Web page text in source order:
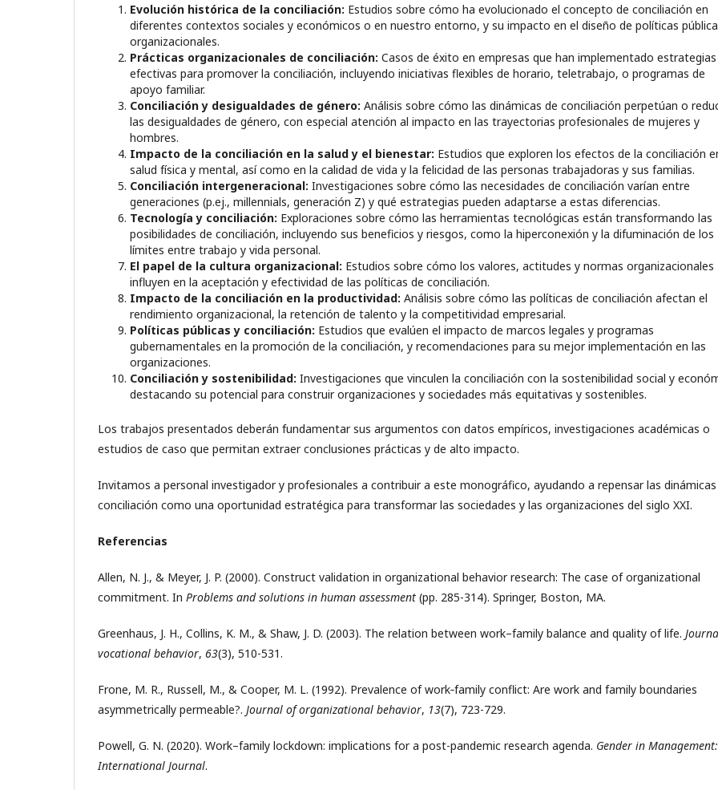
Evolución histórica de la conciliación: Estudios sobre cómo ha evolucionado el concepto de conciliación en
diferentes contextos sociales y económicos o en nuestro entorno, y su impacto en el diseño de políticas
organizacionales.
Prácticas organizacionales de conciliación: Casos de éxito en empresas que han implementado estrategias
efectivas para promover la conciliación, incluyendo iniciativas flexibles de horario, teletrabajo, o programas de
apoyo familiar.
Conciliación y desigualdades de género: Análisis sobre cómo las dinámicas de conciliación perpetúan o
las desigualdades de género, con especial atención al impacto en las trayectorias profesionales de mujeres y
hombres.
Impacto de la conciliación en la salud y el bienestar: Estudios que exploren los efectos de la conciliación
salud física y mental, así como en la calidad de vida y la felicidad de las personas trabajadoras y sus familias.
Conciliación intergeneracional: Investigaciones sobre cómo las necesidades de conciliación varían entre
generaciones (p.ej., millennials, generación Z) y qué estrategias pueden adaptarse a estas diferencias.
Tecnología y conciliación: Exploraciones sobre cómo las herramientas tecnológicas están transformando las
posibilidades de conciliación, incluyendo sus beneficios y riesgos, como la hiperconexión y la difuminación de los
límites entre trabajo y vida personal.
El papel de la cultura organizacional: Estudios sobre cómo los valores, actitudes y normas organizacionales
influyen en la aceptación y efectividad de las políticas de conciliación.
Impacto de la conciliación en la productividad: Análisis sobre cómo las políticas de conciliación afectan el
rendimiento organizacional, la retención de talento y la competitividad empresarial.
Políticas públicas y conciliación: Estudios que evalúen el impacto de marcos legales y programas
gubernamentales en la promoción de la conciliación, y recomendaciones para su mejor implementación en las
organizaciones.
Conciliación y sostenibilidad: Investigaciones que vinculen la conciliación con la sostenibilidad social y
destacando su potencial para construir organizaciones y sociedades más equitativas y sostenibles.
Los trabajos presentados deberán fundamentar sus argumentos con datos empíricos, investigaciones académicas o
estudios de caso que permitan extraer conclusiones prácticas y de alto impacto.
Invitamos a personal investigador y profesionales a contribuir a este monográfico, ayudando a repensar las dinámicas
conciliación como una oportunidad estratégica para transformar las sociedades y las organizaciones del siglo XXI.
Referencias
Allen, N. J., & Meyer, J. P. (2000). Construct validation in organizational behavior research: The case of organizational
commitment. In Problems and solutions in human assessment (pp. 285-314). Springer, Boston, MA.
Greenhaus, J. H., Collins, K. M., & Shaw, J. D. (2003). The relation between work–family balance and quality of life.
vocational behavior, 63(3), 510-531.
Frone, M. R., Russell, M., & Cooper, M. L. (1992). Prevalence of work‐family conflict: Are work and family boundaries
asymmetrically permeable?. Journal of organizational behavior, 13(7), 723-729.
Powell, G. N. (2020). Work–family lockdown: implications for a post-pandemic research agenda. Gender in
International Journal.